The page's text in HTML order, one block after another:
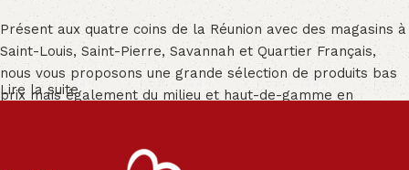
Présent aux quatre coins de la Réunion avec des magasins à
Saint-Louis, Saint-Pierre, Savannah et Quartier Français,
nous vous proposons une grande sélection de produits bas
prix mais également du milieu et haut-de-gamme en
Salon angle - Salon convertible - Salon relax - Canapé -
Lire la suite